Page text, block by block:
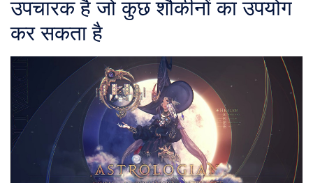
उपचारक है जो कुछ शौकीनों का उपयोग
कर सकता है